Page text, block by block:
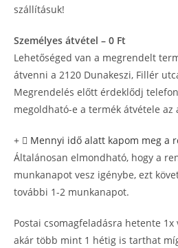
szállításuk!
Személyes átvétel – 0 Ft
Lehetőséged van a megrendelt
átvenni a 2120 Dunakeszi, Fillér
Megrendelés előtt érdeklődj
megoldható-e a termék átvétele az
Mennyi idő alatt kapom meg a
Általánosan elmondható, hogy a
munkanapot vesz igénybe, ezt
további 1-2 munkanapot.
Postai csomagfeladásra hetente
akár több mint 1 hétig is tarthat